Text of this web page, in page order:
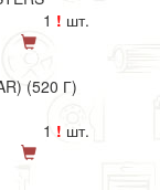
1 ! шт.
(520 Г)
1 ! шт.